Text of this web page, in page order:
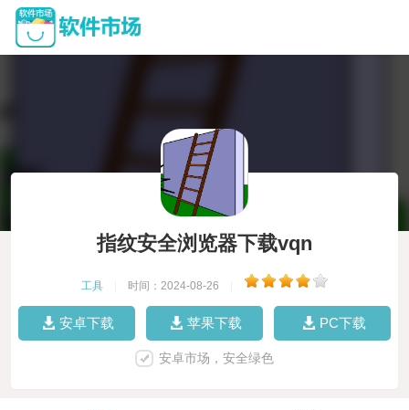
指纹安全浏览器下载vqn
工具 时间：2024-08-26
安卓下载 苹果下载 PC下载
安卓市场，安全绿色